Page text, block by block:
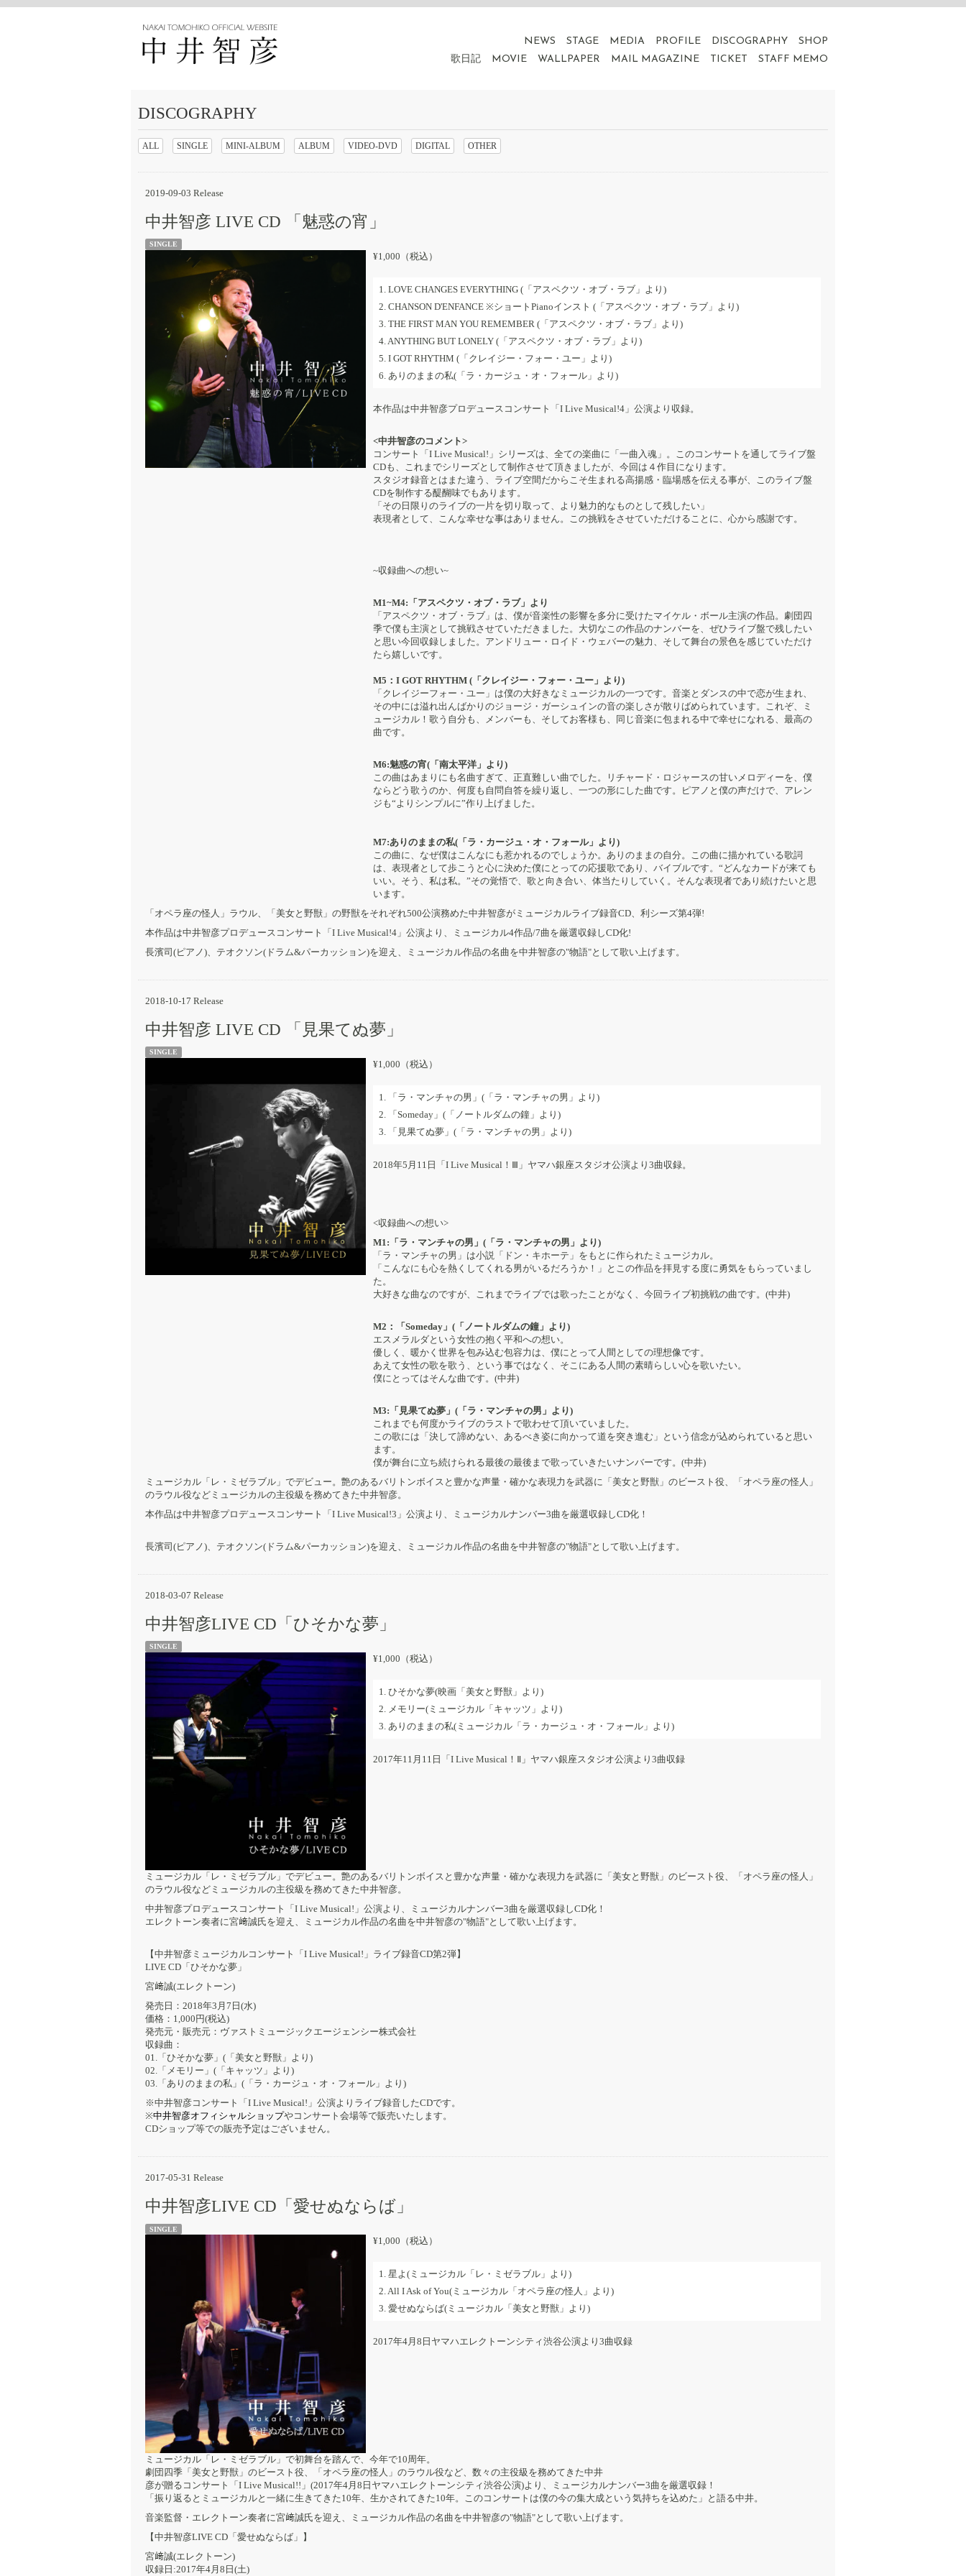
NEWS STAGE MEDIA PROFILE DISCOGRAPHY
SHOP
歌日記
MOVIE WALLPAPER MAIL MAGAZINE TICKET STAFF MEMO
DISCOGRAPHY
ALL SINGLE MINI-ALBUM ALBUM VIDEO-DVD DIGITAL OTHER
2019-09-03 Release
中井智彦 LIVE CD 「魅惑の宵」
SINGLE
¥1,000（税込）
1. LOVE CHANGES EVERYTHING (「アスペクツ・オブ・ラブ」より)
2. CHANSON D'ENFANCE ※ショートPianoインスト (「アスペクツ・オブ・ラブ」より)
3. THE FIRST MAN YOU REMEMBER (「アスペクツ・オブ・ラブ」より)
4. ANYTHING BUT LONELY (「アスペクツ・オブ・ラブ」より)
5. I GOT RHYTHM (「クレイジー・フォー・ユー」より)
6. ありのままの私(「ラ・カージュ・オ・フォール」より)
本作品は中井智彦プロデュースコンサート「I Live Musical!4」公演より収録。
<中井智彦のコメント>
コンサート「I Live Musical!」シリーズは、全ての楽曲に「一曲入魂」。このコンサートを通してライブ盤
CDも、これまでシリーズとして制作させて頂きましたが、今回は４作目になります。
スタジオ録音とはまた違う、ライブ空間だからこそ生まれる高揚感・臨場感を伝える事が、このライブ盤
CDを制作する醍醐味でもあります。
「その日限りのライブの一片を切り取って、より魅力的なものとして残したい」
表現者として、こんな幸せな事はありません。この挑戦をさせていただけることに、心から感謝です。
~収録曲への想い~
M1~M4:「アスペクツ・オブ・ラブ」より
「アスペクツ・オブ・ラブ」は、僕が音楽性の影響を多分に受けたマイケル・ボール主演の作品。劇団四
季で僕も主演として挑戦させていただきました。大切なこの作品のナンバーを、ぜひライブ盤で残したい
と思い今回収録しました。アンドリュー・ロイド・ウェバーの魅力、そして舞台の景色を感じていただけ
たら嬉しいです。
M5：I GOT RHYTHM (「クレイジー・フォー・ユー」より)
「クレイジーフォー・ユー」は僕の大好きなミュージカルの一つです。音楽とダンスの中で恋が生まれ、
その中には溢れ出んばかりのジョージ・ガーシュインの音の楽しさが散りばめられています。これぞ、ミ
ュージカル！歌う自分も、メンバーも、そしてお客様も、同じ音楽に包まれる中で幸せになれる、最高の
曲です。
M6:魅惑の宵(「南太平洋」より)
この曲はあまりにも名曲すぎて、正直難しい曲でした。リチャード・ロジャースの甘いメロディーを、僕
ならどう歌うのか、何度も自問自答を繰り返し、一つの形にした曲です。ピアノと僕の声だけで、アレン
ジも“よりシンプルに”作り上げました。
M7:ありのままの私(「ラ・カージュ・オ・フォール」より)
この曲に、なぜ僕はこんなにも惹かれるのでしょうか。ありのままの自分。この曲に描かれている歌詞
は、表現者として歩こうと心に決めた僕にとっての応援歌であり、バイブルです。“どんなカードが来ても
いい。そう、私は私。”その覚悟で、歌と向き合い、体当たりしていく。そんな表現者であり続けたいと思
います。
「オペラ座の怪人」ラウル、「美女と野獣」の野獣をそれぞれ500公演務めた中井智彦がミュージカルライブ録音CD、利シーズ第4弾!
本作品は中井智彦プロデュースコンサート「I Live Musical!4」公演より、ミュージカル4作品/7曲を厳選収録しCD化!
長濱司(ピアノ)、テオクソン(ドラム&パーカッション)を迎え、ミュージカル作品の名曲を中井智彦の"物語"として歌い上げます。
2018-10-17 Release
中井智彦 LIVE CD 「見果てぬ夢」
SINGLE
¥1,000（税込）
1. 「ラ・マンチャの男」(「ラ・マンチャの男」より)
2. 「Someday」(「ノートルダムの鐘」より)
3. 「見果てぬ夢」(「ラ・マンチャの男」より)
2018年5月11日「I Live Musical！Ⅲ」ヤマハ銀座スタジオ公演より3曲収録。
<収録曲への想い>
M1:「ラ・マンチャの男」(「ラ・マンチャの男」より)
「ラ・マンチャの男」は小説「ドン・キホーテ」をもとに作られたミュージカル。
「こんなにも心を熱くしてくれる男がいるだろうか！」とこの作品を拝見する度に勇気をもらっていまし
た。
大好きな曲なのですが、これまでライブでは歌ったことがなく、今回ライブ初挑戦の曲です。(中井)
M2：「Someday」(「ノートルダムの鐘」より)
エスメラルダという女性の抱く平和への想い。
優しく、暖かく世界を包み込む包容力は、僕にとって人間としての理想像です。
あえて女性の歌を歌う、という事ではなく、そこにある人間の素晴らしい心を歌いたい。
僕にとってはそんな曲です。(中井)
M3:「見果てぬ夢」(「ラ・マンチャの男」より)
これまでも何度かライブのラストで歌わせて頂いていました。
この歌には「決して諦めない、あるべき姿に向かって道を突き進む」という信念が込められていると思い
ます。
僕が舞台に立ち続けられる最後の最後まで歌っていきたいナンバーです。(中井)
ミュージカル「レ・ミゼラブル」でデビュー。艶のあるバリトンボイスと豊かな声量・確かな表現力を武器に「美女と野獣」のビースト役、「オペラ座の怪人」
のラウル役などミュージカルの主役級を務めてきた中井智彦。
本作品は中井智彦プロデュースコンサート「I Live Musical!3」公演より、ミュージカルナンバー3曲を厳選収録しCD化！
長濱司(ピアノ)、テオクソン(ドラム&パーカッション)を迎え、ミュージカル作品の名曲を中井智彦の"物語"として歌い上げます。
2018-03-07 Release
中井智彦LIVE CD「ひそかな夢」
SINGLE
¥1,000（税込）
1. ひそかな夢(映画「美女と野獣」より)
2. メモリー(ミュージカル「キャッツ」より)
3. ありのままの私(ミュージカル「ラ・カージュ・オ・フォール」より)
2017年11月11日「I Live Musical！Ⅱ」ヤマハ銀座スタジオ公演より3曲収録
ミュージカル「レ・ミゼラブル」でデビュー。艶のあるバリトンボイスと豊かな声量・確かな表現力を武器に「美女と野獣」のビースト役、「オペラ座の怪人」
のラウル役などミュージカルの主役級を務めてきた中井智彦。
中井智彦プロデュースコンサート「I Live Musical!」公演より、ミュージカルナンバー3曲を厳選収録しCD化！
エレクトーン奏者に宮﨑誠氏を迎え、ミュージカル作品の名曲を中井智彦の"物語"として歌い上げます。
【中井智彦ミュージカルコンサート「I Live Musical!」ライブ録音CD第2弾】
LIVE CD「ひそかな夢」
宮﨑誠(エレクトーン)
発売日：2018年3月7日(水)
価格：1,000円(税込)
発売元・販売元：ヴァストミュージックエージェンシー株式会社
収録曲：
01.「ひそかな夢」(「美女と野獣」より)
02.「メモリー」(「キャッツ」より)
03.「ありのままの私」(「ラ・カージュ・オ・フォール」より)
※中井智彦コンサート「I Live Musical!」公演よりライブ録音したCDです。
※中井智彦オフィシャルショップやコンサート会場等で販売いたします。
CDショップ等での販売予定はございません。
2017-05-31 Release
中井智彦LIVE CD「愛せぬならば」
SINGLE
¥1,000（税込）
1. 星よ(ミュージカル「レ・ミゼラブル」より)
2. All I Ask of You(ミュージカル「オペラ座の怪人」より)
3. 愛せぬならば(ミュージカル「美女と野獣」より)
2017年4月8日ヤマハエレクトーンシティ渋谷公演より3曲収録
ミュージカル「レ・ミゼラブル」で初舞台を踏んで、今年で10周年。
劇団四季「美女と野獣」のビースト役、「オペラ座の怪人」のラウル役など、数々の主役級を務めてきた中井
彦が贈るコンサート「I Live Musical!!」(2017年4月8日ヤマハエレクトーンシティ渋谷公演)より、ミュージカルナンバー3曲を厳選収録！
「振り返るとミュージカルと一緒に生きてきた10年、生かされてきた10年。このコンサートは僕の今の集大成という気持ちを込めた」と語る中井。
音楽監督・エレクトーン奏者に宮﨑誠氏を迎え、ミュージカル作品の名曲を中井智彦の"物語"として歌い上げます。
【中井智彦LIVE CD「愛せぬならば」】
宮﨑誠(エレクトーン)
収録日:2017年4月8日(土)